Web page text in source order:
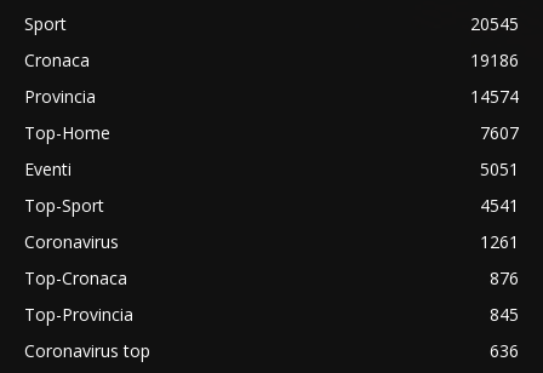
Sport
20545
Cronaca
19186
Provincia
14574
Top-Home
7607
Eventi
5051
Top-Sport
4541
Coronavirus
1261
Top-Cronaca
876
Top-Provincia
845
Coronavirus top
636